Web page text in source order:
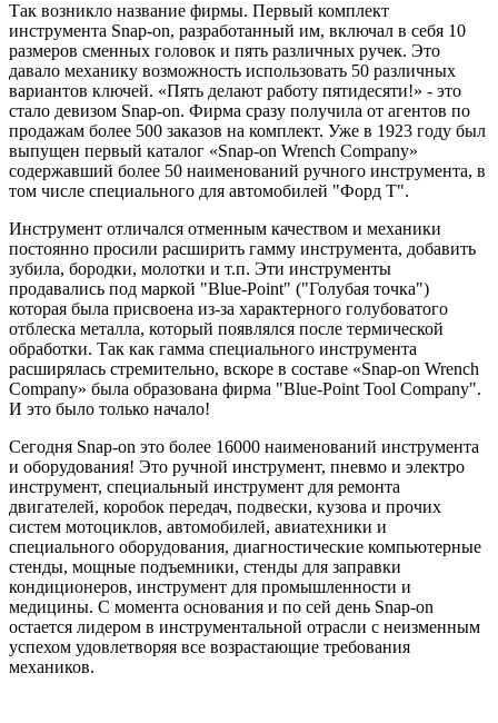
Так возникло название фирмы. Первый комплект
инструмента Snap-on, разработанный им, включал в себя 10
размеров сменных головок и пять различных ручек. Это
давало механику возможность использовать 50 различных
вариантов ключей. «Пять делают работу пятидесяти!» - это
стало девизом Snap-on. Фирма сразу получила от агентов по
продажам более 500 заказов на комплект. Уже в 1923 году был
выпущен первый каталог «Snap-on Wrench Company»
содержавший более 50 наименований ручного инструмента, в
том числе специального для автомобилей "Форд Т".
Инструмент отличался отменным качеством и механики
постоянно просили расширить гамму инструмента, добавить
зубила, бородки, молотки и т.п. Эти инструменты
продавались под маркой "Blue-Point" ("Голубая точка")
которая была присвоена из-за характерного голубоватого
отблеска металла, который появлялся после термической
обработки. Так как гамма специального инструмента
расширялась стремительно, вскоре в составе «Snap-on Wrench
Company» была образована фирма "Blue-Point Tool Company".
И это было только начало!
Сегодня Snap-on это более 16000 наименований инструмента
и оборудования! Это ручной инструмент, пневмо и электро
инструмент, специальный инструмент для ремонта
двигателей, коробок передач, подвески, кузова и прочих
систем мотоциклов, автомобилей, авиатехники и
специального оборудования, диагностические компьютерные
стенды, мощные подъемники, стенды для заправки
кондиционеров, инструмент для промышленности и
медицины. С момента основания и по сей день Snap-on
остается лидером в инструментальной отрасли с неизменным
успехом удовлетворяя все возрастающие требования
механиков.